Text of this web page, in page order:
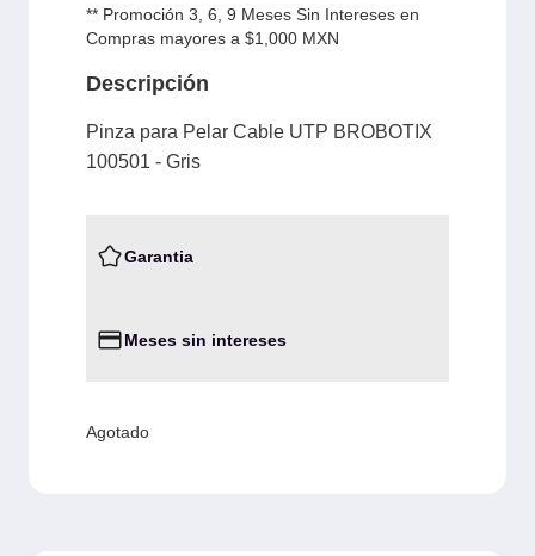
** Promoción 3, 6, 9 Meses Sin Intereses en
Compras mayores a $1,000 MXN
Descripción
Pinza para Pelar Cable UTP BROBOTIX
100501 - Gris
Garantia
Meses sin intereses
Agotado